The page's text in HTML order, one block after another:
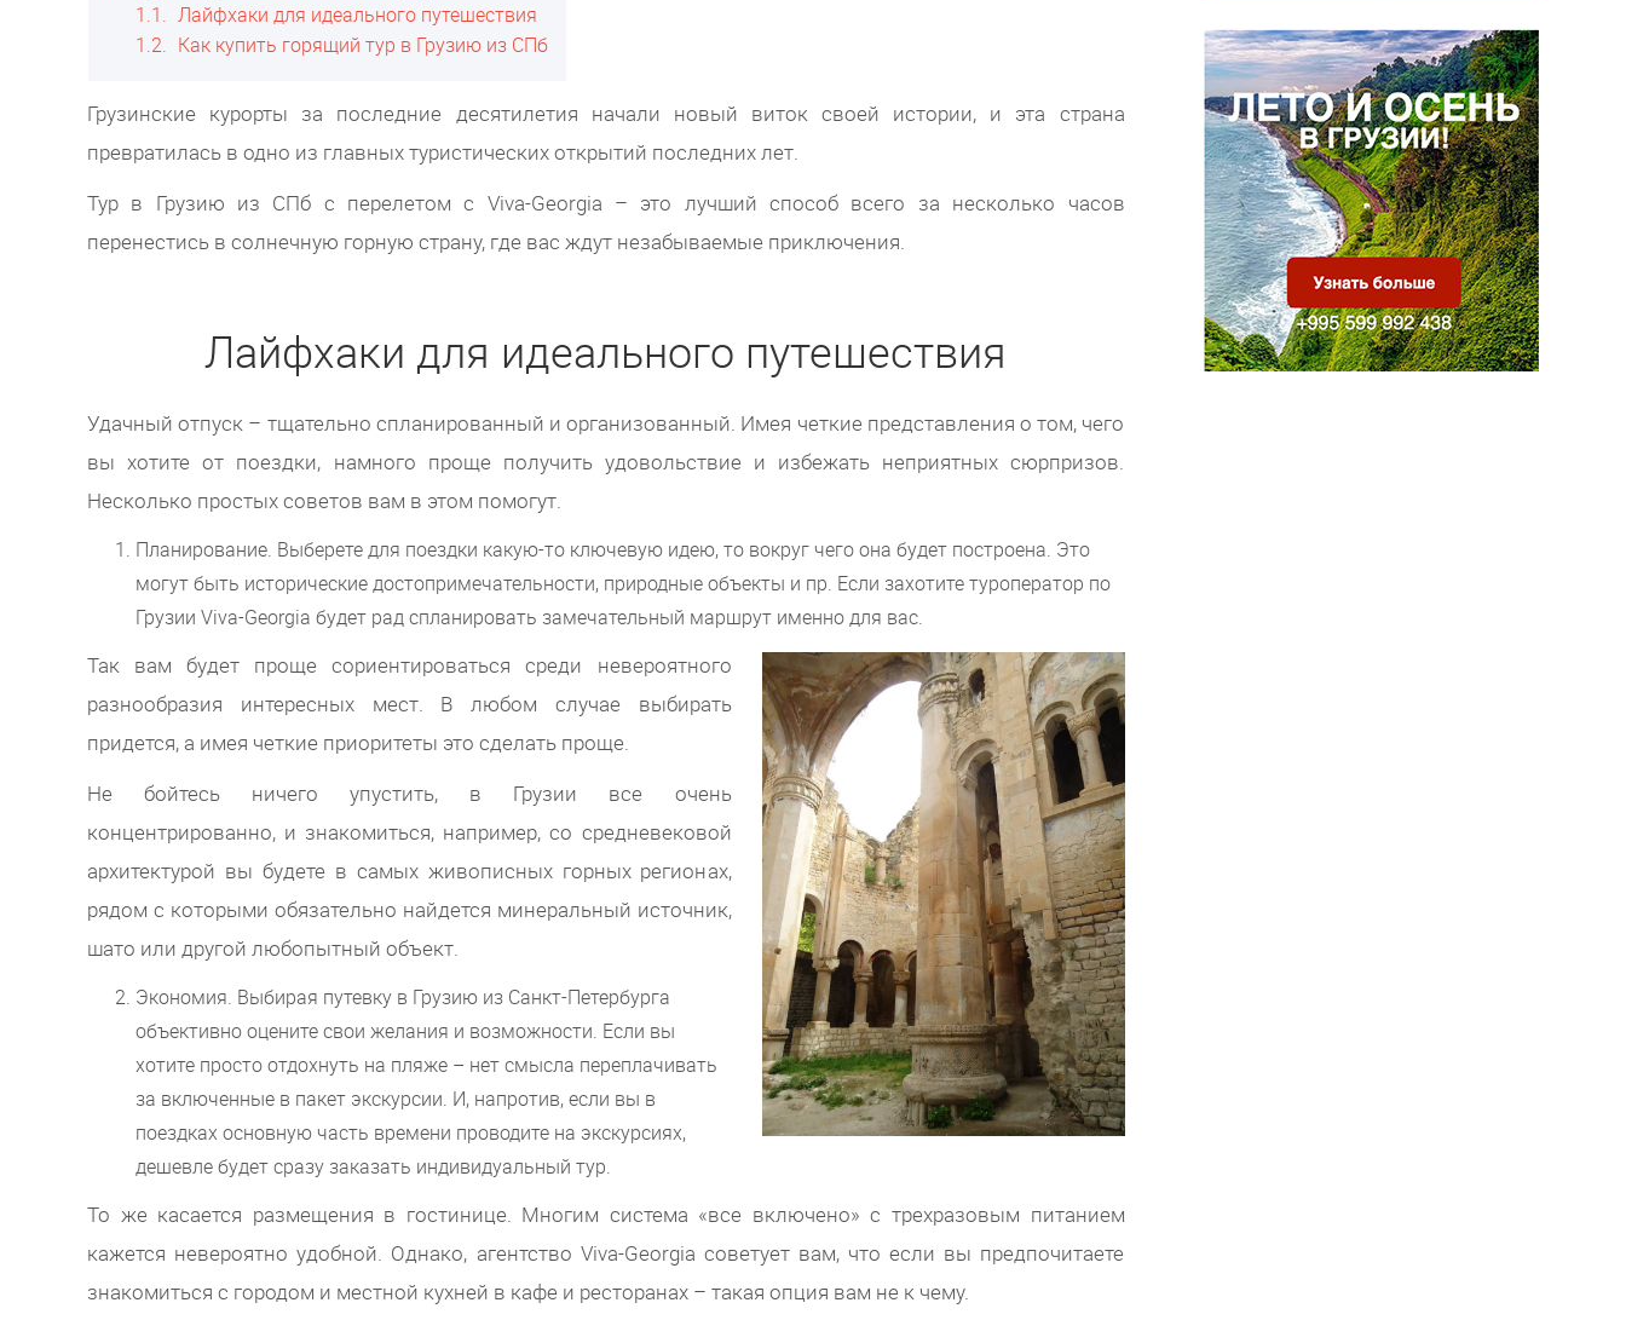
1.1
Лайфхаки для идеального путешествия
1.2
Как купить горящий тур в Грузию из СПб
Грузинские курорты за последние десятилетия начали новый виток своей истории, и эта страна
превратилась в одно из главных туристических открытий последних лет.
Тур в Грузию из СПб с перелетом с Viva-Georgia – это лучший способ всего за несколько часов
перенестись в солнечную горную страну, где вас ждут незабываемые приключения.
Лайфхаки для идеального путешествия
Удачный отпуск – тщательно спланированный и организованный. Имея четкие представления о том, чего
вы хотите от поездки, намного проще получить удовольствие и избежать неприятных сюрпризов.
Несколько простых советов вам в этом помогут.
Планирование. Выберете для поездки какую-то ключевую идею, то вокруг чего она будет построена. Это
могут быть исторические достопримечательности, природные объекты и пр. Если захотите туроператор по
Грузии Viva-Georgia будет рад спланировать замечательный маршрут именно для вас.
Так вам будет проще сориентироваться среди невероятного
разнообразия интересных мест. В любом случае выбирать
придется, а имея четкие приоритеты это сделать проще.
Не бойтесь ничего упустить, в Грузии все очень
концентрированно, и знакомиться, например, со средневековой
архитектурой вы будете в самых живописных горных регионах,
рядом с которыми обязательно найдется минеральный источник,
шато или другой любопытный объект.
Экономия. Выбирая путевку в Грузию из Санкт-Петербурга
объективно оцените свои желания и возможности. Если вы
хотите просто отдохнуть на пляже – нет смысла переплачивать
за включенные в пакет экскурсии. И, напротив, если вы в
поездках основную часть времени проводите на экскурсиях,
дешевле будет сразу заказать индивидуальный тур.
То же касается размещения в гостинице. Многим система «все включено» с трехразовым питанием
кажется невероятно удобной. Однако, агентство Viva-Georgia советует вам, что если вы предпочитаете
знакомиться с городом и местной кухней в кафе и ресторанах – такая опция вам не к чему.